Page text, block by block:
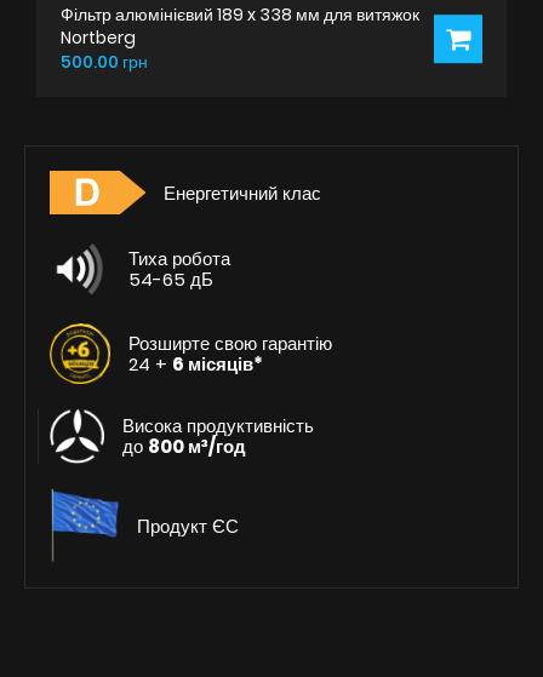
Фільтр алюмінієвий 189 x 338 мм для витяжок
Nortberg
500.00 грн
Енергетичний клас
Тиха робота
54-65 дБ
Розширте свою гарантію
24 + 6 місяців*
Висока продуктивність
до 800 м³/год
Продукт ЄС